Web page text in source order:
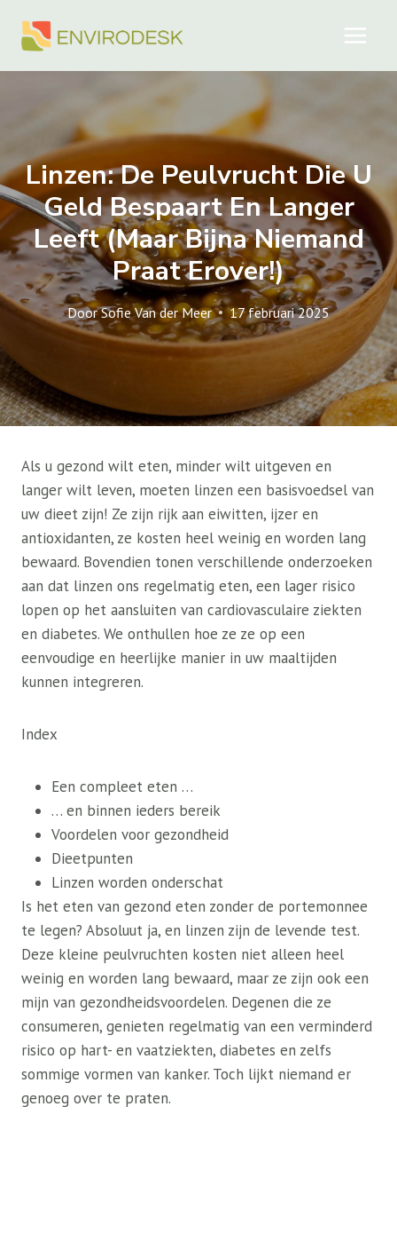
naar
Linzen: De Peulvrucht Die U
Geld Bespaart En Langer
Leeft (maar Bijna Niemand
Praat Erover!)
DoorSofie Van der Meer 17 februari 2025
Als u gezond wilt eten, minder wilt uitgeven en
langer wilt leven, moeten linzen een basisvoedsel van
uw dieet zijn! Ze zijn rijk aan eiwitten, ijzer en
antioxidanten, ze kosten heel weinig en worden lang
bewaard. Bovendien tonen verschillende onderzoeken
aan dat linzen ons regelmatig eten, een lager risico
lopen op het aansluiten van cardiovasculaire ziekten
en diabetes. We onthullen hoe ze ze op een
eenvoudige en heerlijke manier in uw maaltijden
kunnen integreren.
Index
Een compleet eten …
… en binnen ieders bereik
Voordelen voor gezondheid
Dieetpunten
Linzen worden onderschat
Is het eten van gezond eten zonder de portemonnee
te legen? Absoluut ja, en linzen zijn de levende test.
Deze kleine peulvruchten kosten niet alleen heel
weinig en worden lang bewaard, maar ze zijn ook een
mijn van gezondheidsvoordelen. Degenen die ze
consumeren, genieten regelmatig van een verminderd
risico op hart- en vaatziekten, diabetes en zelfs
sommige vormen van kanker. Toch lijkt niemand er
genoeg over te praten.